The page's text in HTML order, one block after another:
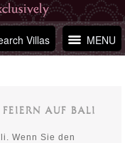
MENU
Villas
AUF BALI
Wenn Sie den